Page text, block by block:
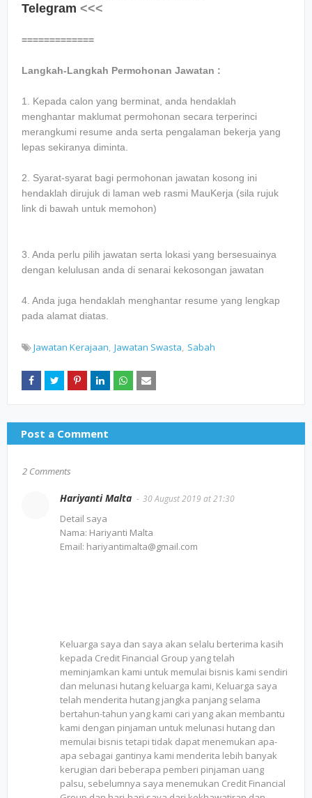
Telegram <<<
=============
Langkah-Langkah Permohonan Jawatan :
1. Kepada calon yang berminat, anda hendaklah
menghantar maklumat permohonan secara terperinci
merangkumi resume anda serta pengalaman bekerja yang
lepas sekiranya diminta.
2. Syarat-syarat bagi permohonan jawatan kosong ini
hendaklah dirujuk di laman web rasmi MauKerja (sila rujuk
link di bawah untuk memohon)
3. Anda perlu pilih jawatan serta lokasi yang bersesuainya
dengan kelulusan anda di senarai kekosongan jawatan
4. Anda juga hendaklah menghantar resume yang lengkap
pada alamat diatas.
Jawatan Kerajaan Jawatan Swasta Sabah
Post a Comment
2 Comments
Hariyanti Malta 30 August 2019 at 21:30
Detail saya
Nama: Hariyanti Malta
Email: hariyantimalta@gmail.com
Keluarga saya dan saya akan selalu berterima kasih
kepada Credit Financial Group yang telah
meminjamkan kami untuk memulai bisnis kami sendiri
dan melunasi hutang keluarga kami, Keluarga saya
telah menderita hutang jangka panjang selama
bertahun-tahun yang kami cari yang akan membantu
kami dengan pinjaman untuk melunasi hutang dan
memulai bisnis tetapi tidak dapat menemukan apa-
apa sebagai gantinya kami menderita lebih banyak
kerugian dari beberapa pemberi pinjaman uang
palsu, sebelumnya saya menemukan Credit Financial